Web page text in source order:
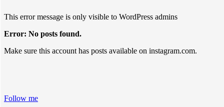
This error message is only visible to WordPress admins
Error: No posts found.
Make sure this account has posts available on instagram.com.
Follow me